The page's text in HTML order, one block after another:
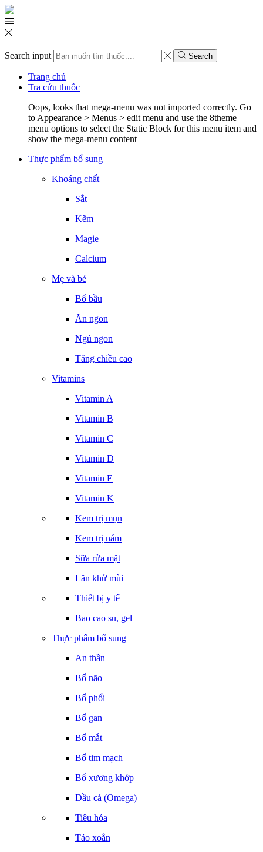
Search input Search
Trang chủ
Tra cứu thuốc
Oops, looks that mega-menu was not imported correctly. Go
to Appearance > Menus > edit menu and use the 8theme
menu options to select the Static Block for this menu item and
show the mega-menu content
Thực phẩm bổ sung
Khoáng chất
Sắt
Kẽm
Magie
Calcium
Mẹ và bé
Bổ bầu
Ăn ngon
Ngủ ngon
Tăng chiều cao
Vitamins
Vitamin A
Vitamin B
Vitamin C
Vitamin D
Vitamin E
Vitamin K
Kem trị mụn
Kem trị nám
Sữa rửa mặt
Lăn khử mùi
Thiết bị y tế
Bao cao su, gel
Thực phẩm bổ sung
An thần
Bổ não
Bổ phổi
Bổ gan
Bổ mắt
Bổ tim mạch
Bổ xương khớp
Dầu cá (Omega)
Tiêu hóa
Tảo xoắn